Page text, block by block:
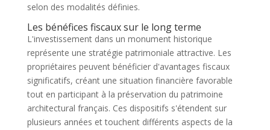
selon des modalités définies.
Les bénéfices fiscaux sur le long terme
L'investissement dans un monument historique
représente une stratégie patrimoniale attractive. Les
propriétaires peuvent bénéficier d'avantages fiscaux
significatifs, créant une situation financière favorable
tout en participant à la préservation du patrimoine
architectural français. Ces dispositifs s'étendent sur
plusieurs années et touchent différents aspects de la